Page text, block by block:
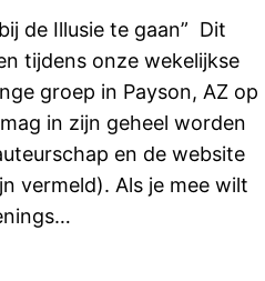
de Illusie te gaan” Dit
tijdens onze wekelijkse
groep in Payson, AZ op
in zijn geheel worden
en de website
vermeld). Als je mee wilt